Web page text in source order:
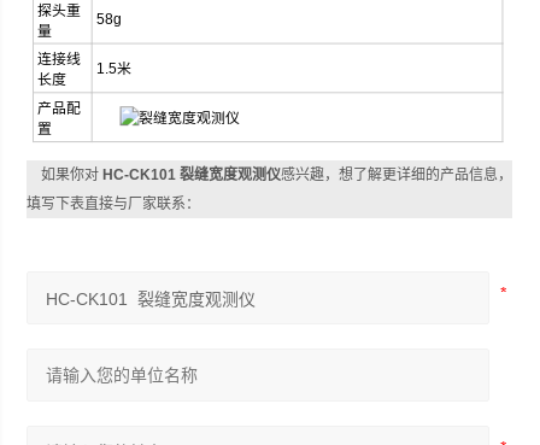
探头重
量
58g
连接线
长度
1.5米
产品配
置
如果你对 HC-CK101 裂缝宽度观测仪感兴趣，想了解更详细的产品信息，
填写下表直接与厂家联系：